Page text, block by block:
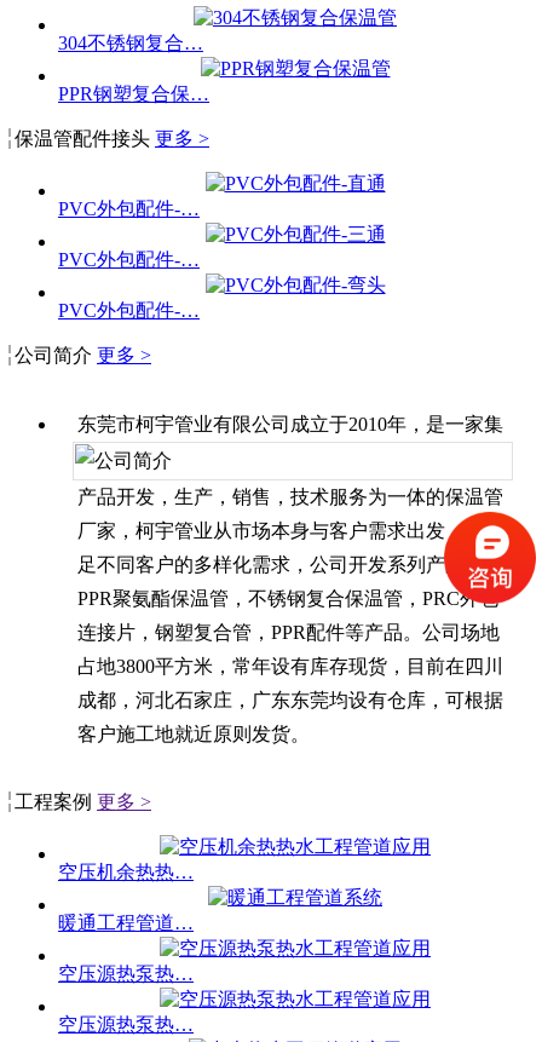
304不锈钢复合…
PPR钢塑复合保…
保温管配件接头 更多 >
PVC外包配件-…
PVC外包配件-…
PVC外包配件-…
公司简介 更多 >
东莞市柯宇管业有限公司成立于2010年，是一家集
产品开发，生产，销售，技术服务为一体的保温管
厂家，柯宇管业从市场本身与客户需求出发，为满
足不同客户的多样化需求，公司开发系列产品有：
PPR聚氨酯保温管，不锈钢复合保温管，PRC外包
连接片，钢塑复合管，PPR配件等产品。公司场地
占地3800平方米，常年设有库存现货，目前在四川
成都，河北石家庄，广东东莞均设有仓库，可根据
客户施工地就近原则发货。
工程案例 更多 >
空压机余热热…
暖通工程管道…
空压源热泵热…
空压源热泵热…